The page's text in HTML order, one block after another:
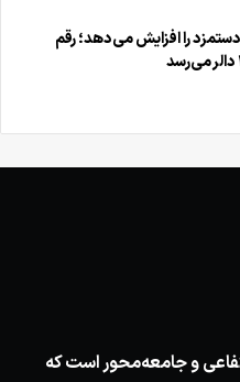
دستمزد را افزایش می‌دهد؛ رقم
و جامعه‌محور است که